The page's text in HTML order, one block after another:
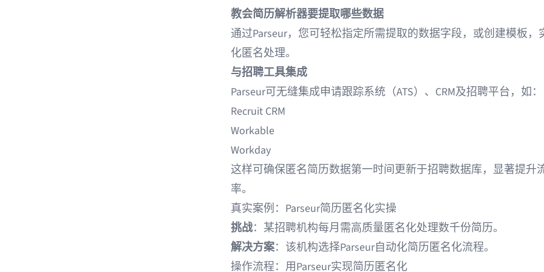
教会简历解析器要提取哪些数据
通过Parseur，您可轻松指定所需提取的数据字段，或创建模板，
化匿名处理。
与招聘工具集成
Parseur可无缝集成申请跟踪系统（ATS）、CRM及招聘平台，如：
Recruit CRM
Workable
Workday
这样可确保匿名简历数据第一时间更新于招聘数据库，显著提升
率。
真实案例：Parseur简历匿名化实操
挑战：某招聘机构每月需高质量匿名化处理数千份简历。
解决方案：该机构选择Parseur自动化简历匿名化流程。
操作流程：用Parseur实现简历匿名化